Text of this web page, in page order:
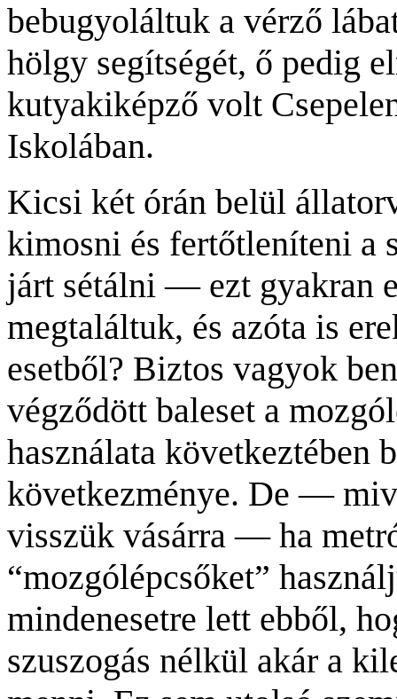
bebugyoláltuk a vérző
hölgy segítségét, ő pedig
kutyakiképző volt
Iskolában.
Kicsi két órán belül
kimosni és fertőtleníteni a
járt sétálni — ezt gyakran
megtaláltuk, és azóta is
esetből? Biztos vagyok
végződött baleset a
használata következtében
következménye. De —
visszük vásárra — ha
“mozgólépcsőket”
mindenesetre lett ebből,
szuszogás nélkül akár a